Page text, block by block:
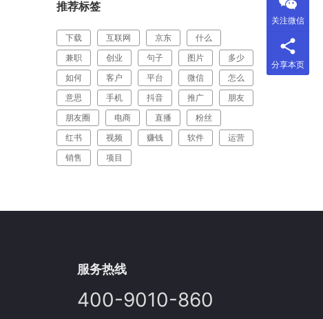
推荐标签
下载 互联网 京东
什么
兼职
创业 句子 图片
多少
如何
客户 平台 微信
怎么
意思
手机 抖音 推广
朋友
朋友圈
电商 直播
粉丝
红书
视频 赚钱 软件
运营
销售
项目
服务热线
400-9010-860
关注微信
分享本页